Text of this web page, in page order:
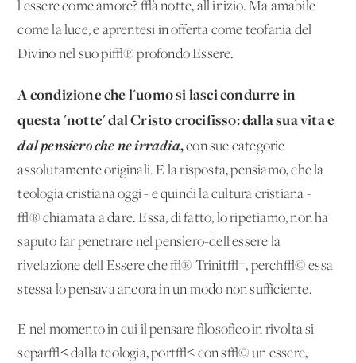
l'essere come amore? √à notte, all'inizio. Ma amabile
come la luce, e aprentesi in offerta come teofania del
Divino nel suo pi√π profondo Essere.
A condizione che l'uomo si lasci condurre in
questa 'notte' dal Cristo crocifisso: dalla sua vita e
dal pensiero che ne irradia,con sue categorie
assolutamente originali. E la risposta, pensiamo, che la
teologia cristiana oggi - e quindi la cultura cristiana -
√® chiamata a dare. Essa, di fatto, lo ripetiamo, non ha
saputo far penetrare nel pensiero-dell'essere la
rivelazione dell'Essere che √® Trinit√†, perch√© essa
stessa lo pensava ancora in un modo non sufficiente.
E nel momento in cui il pensare filosofico in rivolta si
separ√≤ dalla teologia, port√≤ con s√© un essere,